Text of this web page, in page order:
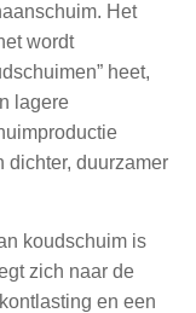
Het
wordt
heet,
lagere
dichter, duurzamer
koudschuim is
zich naar de
en een